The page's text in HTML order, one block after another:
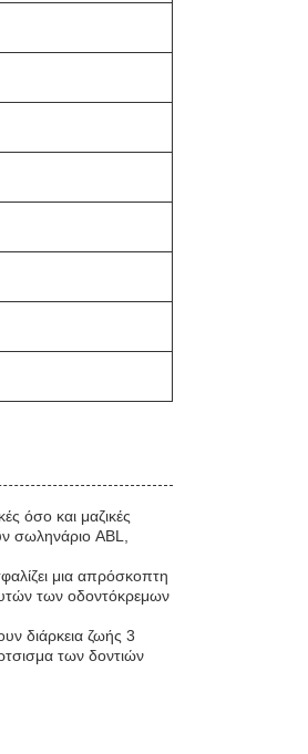
όσο και μαζικές
σωληνάριο ABL,
μια απρόσκοπτη
των οδοντόκρεμων
διάρκεια ζωής 3
των δοντιών